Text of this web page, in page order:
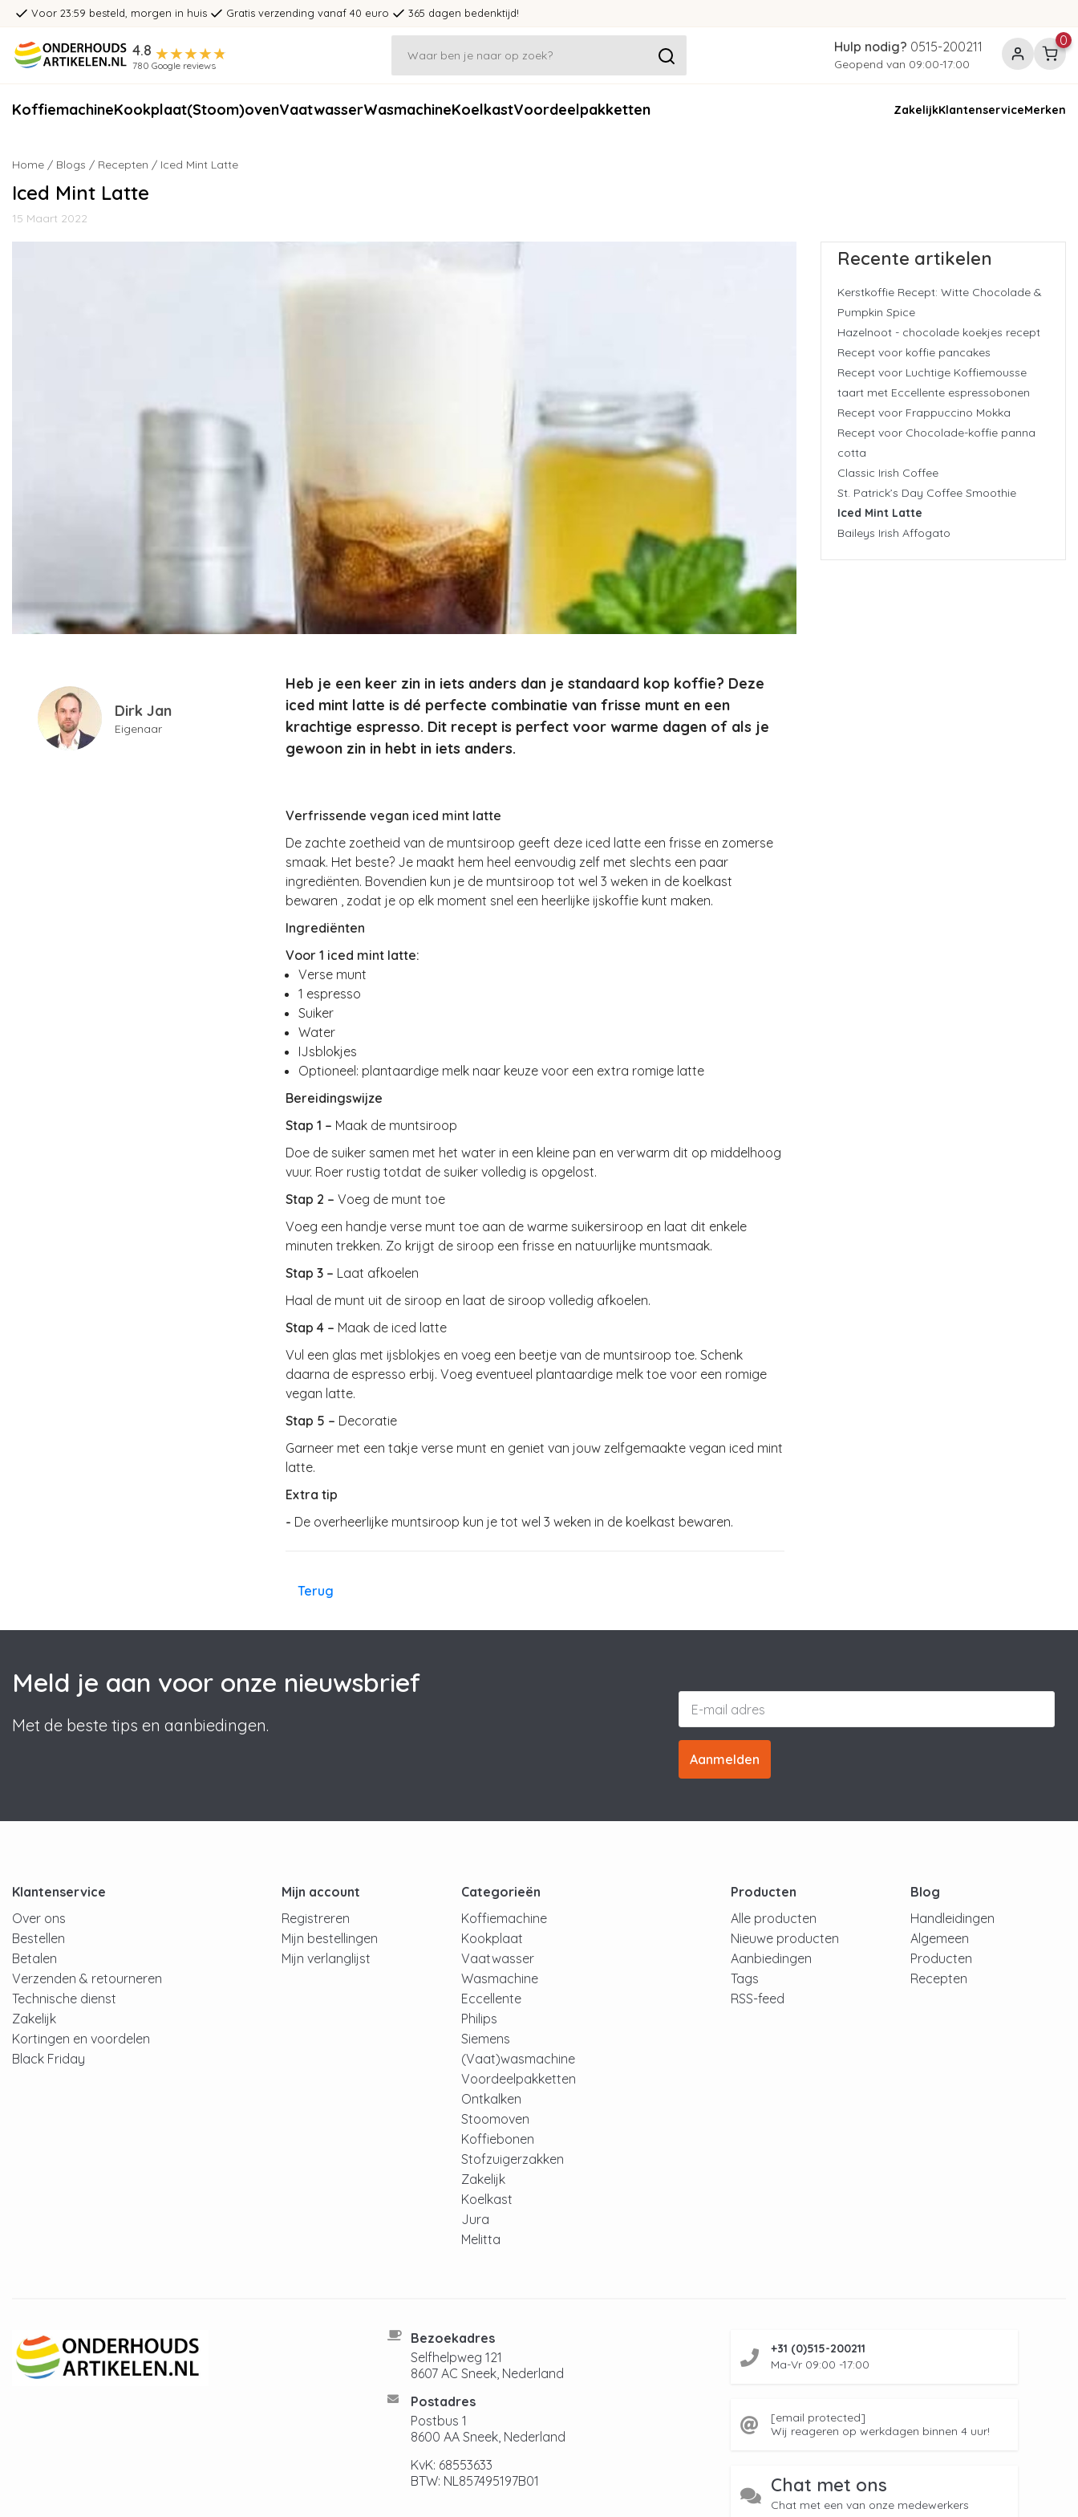
Voor 23:59 besteld, morgen in huis Gratis verzending vanaf 40 euro 365 dagen bedenktijd!
4.8
780 Google reviews
Hulp nodig? 0515-200211
Geopend van 09:00-17:00
0
KoffiemachineKookplaat(Stoom)ovenVaatwasserWasmachineKoelkastVoordeelpakketten ZakelijkKlantenserviceMerken
Home / Blogs / Recepten / Iced Mint Latte
Iced Mint Latte
15 Maart 2022
Dirk Jan
Eigenaar
Heb je een keer zin in iets anders dan je standaard kop koffie? Deze
iced mint latte is dé perfecte combinatie van frisse munt en een
krachtige espresso. Dit recept is perfect voor warme dagen of als je
gewoon zin in hebt in iets anders.
Verfrissende vegan iced mint latte
De zachte zoetheid van de muntsiroop geeft deze iced latte een frisse en zomerse
smaak. Het beste? Je maakt hem heel eenvoudig zelf met slechts een paar
ingrediënten. Bovendien kun je de muntsiroop tot wel 3 weken in de koelkast
bewaren , zodat je op elk moment snel een heerlijke ijskoffie kunt maken.
Ingrediënten
Voor 1 iced mint latte:
Verse munt
1 espresso
Suiker
Water
IJsblokjes
Optioneel: plantaardige melk naar keuze voor een extra romige latte
Bereidingswijze
Stap 1 – Maak de muntsiroop
Doe de suiker samen met het water in een kleine pan en verwarm dit op middelhoog
vuur. Roer rustig totdat de suiker volledig is opgelost.
Stap 2 – Voeg de munt toe
Voeg een handje verse munt toe aan de warme suikersiroop en laat dit enkele
minuten trekken. Zo krijgt de siroop een frisse en natuurlijke muntsmaak.
Stap 3 – Laat afkoelen
Haal de munt uit de siroop en laat de siroop volledig afkoelen.
Stap 4 – Maak de iced latte
Vul een glas met ijsblokjes en voeg een beetje van de muntsiroop toe. Schenk
daarna de espresso erbij. Voeg eventueel plantaardige melk toe voor een romige
vegan latte.
Stap 5 – Decoratie
Garneer met een takje verse munt en geniet van jouw zelfgemaakte vegan iced mint
latte.
Extra tip
- De overheerlijke muntsiroop kun je tot wel 3 weken in de koelkast bewaren.
Terug
Recente artikelen
Kerstkoffie Recept: Witte Chocolade &
Pumpkin Spice
Hazelnoot - chocolade koekjes recept
Recept voor koffie pancakes
Recept voor Luchtige Koffiemousse
taart met Eccellente espressobonen
Recept voor Frappuccino Mokka
Recept voor Chocolade-koffie panna
cotta
Classic Irish Coffee
St. Patrick’s Day Coffee Smoothie
Iced Mint Latte
Baileys Irish Affogato
Meld je aan voor onze nieuwsbrief
Met de beste tips en aanbiedingen.
Aanmelden
Klantenservice
Over ons
Bestellen
Betalen
Verzenden & retourneren
Technische dienst
Zakelijk
Kortingen en voordelen
Black Friday
Mijn account
Registreren
Mijn bestellingen
Mijn verlanglijst
Categorieën
Koffiemachine
Kookplaat
Vaatwasser
Wasmachine
Eccellente
Philips
Siemens
(Vaat)wasmachine
Voordeelpakketten
Ontkalken
Stoomoven
Koffiebonen
Stofzuigerzakken
Zakelijk
Koelkast
Jura
Melitta
Producten
Alle producten
Nieuwe producten
Aanbiedingen
Tags
RSS-feed
Blog
Handleidingen
Algemeen
Producten
Recepten
Bezoekadres
Selfhelpweg 121
8607 AC Sneek, Nederland
Postadres
Postbus 1
8600 AA Sneek, Nederland
KvK: 68553633
BTW: NL857495197B01
+31 (0)515-200211
Ma-Vr 09:00 -17:00
[email protected]
Wij reageren op werkdagen binnen 4 uur!
Chat met ons
Chat met een van onze medewerkers